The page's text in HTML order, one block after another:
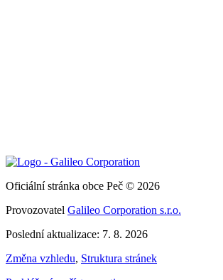
Oficiální stránka obce Peč © 2026
Provozovatel Galileo Corporation s.r.o.
Poslední aktualizace: 7. 8. 2026
Změna vzhledu, Struktura stránek